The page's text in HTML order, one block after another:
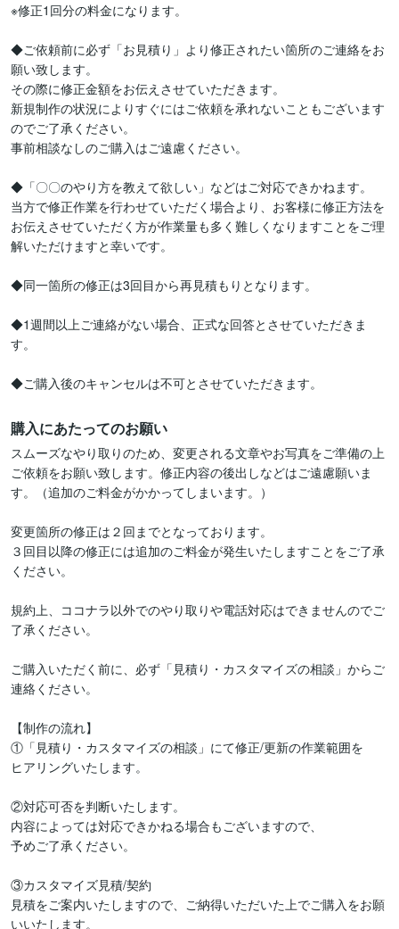
※修正1回分の料金になります。
◆ご依頼前に必ず「お見積り」より修正されたい箇所のご連絡をお
願い致します。
その際に修正金額をお伝えさせていただきます。
新規制作の状況によりすぐにはご依頼を承れないこともございます
のでご了承ください。
事前相談なしのご購入はご遠慮ください。
◆「〇〇のやり方を教えて欲しい」などはご対応できかねます。
当方で修正作業を行わせていただく場合より、お客様に修正方法を
お伝えさせていただく方が作業量も多く難しくなりますことをご理
解いただけますと幸いです。
◆同一箇所の修正は3回目から再見積もりとなります。
◆1週間以上ご連絡がない場合、正式な回答とさせていただきま
す。
◆ご購入後のキャンセルは不可とさせていただきます。
購入にあたってのお願い
スムーズなやり取りのため、変更される文章やお写真をご準備の上
ご依頼をお願い致します。修正内容の後出しなどはご遠慮願いま
す。（追加のご料金がかかってしまいます。）
変更箇所の修正は２回までとなっております。
３回目以降の修正には追加のご料金が発生いたしますことをご了承
ください。
規約上、ココナラ以外でのやり取りや電話対応はできませんのでご
了承ください。
ご購入いただく前に、必ず「見積り・カスタマイズの相談」からご
連絡ください。
【制作の流れ】
①「見積り・カスタマイズの相談」にて修正/更新の作業範囲を
ヒアリングいたします。
②対応可否を判断いたします。
内容によっては対応できかねる場合もございますので、
予めご了承ください。
③カスタマイズ見積/契約
見積をご案内いたしますので、ご納得いただいた上でご購入をお願
いいたします。